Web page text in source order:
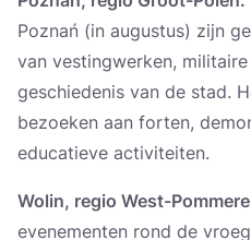
Poznań (in augustus) zijn
van vestingwerken,
geschiedenis van de stad.
bezoeken aan forten,
educatieve activiteiten.
Wolin, regio West-
evenementen rond de